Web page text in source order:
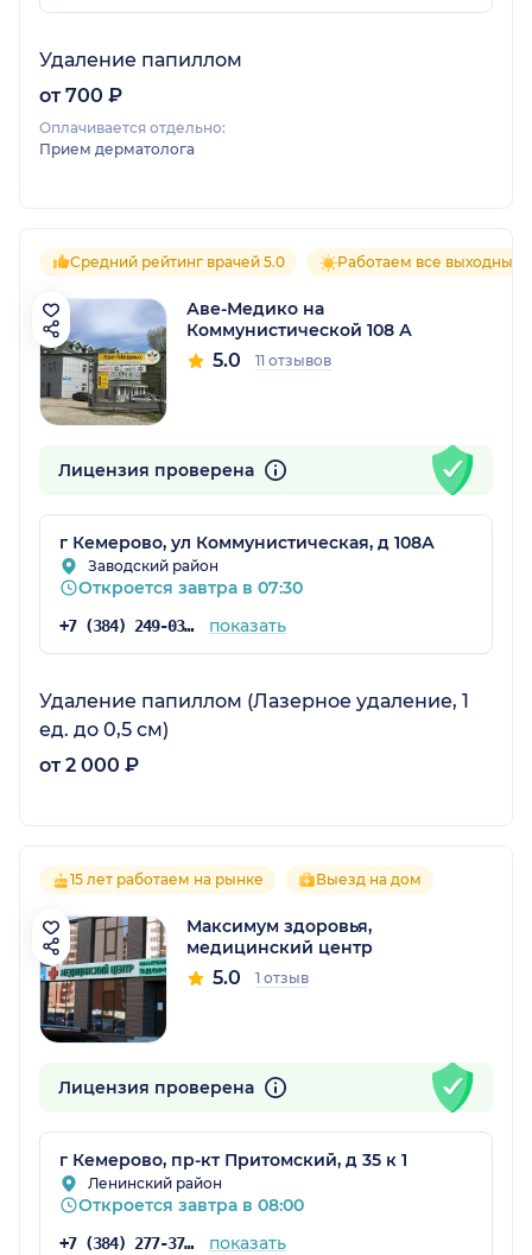
Удаление папиллом
от 700 ₽
Оплачивается отдельно:
Прием дерматолога
Средний рейтинг врачей 5.0 Работаем все выходные
Аве-Медико на
Коммунистической 108 А
5.0 11 отзывов
Лицензия проверена
г Кемерово, ул Коммунистическая, д 108А
Заводский район
Откроется завтра в 07:30
+7 (384) 249-03-49 показать
Удаление папиллом (Лазерное удаление, 1
ед. до 0,5 см)
от 2 000 ₽
15 лет работаем на рынке Выезд на дом
Максимум здоровья,
медицинский центр
5.0 1 отзыв
Лицензия проверена
г Кемерово, пр-кт Притомский, д 35 к 1
Ленинский район
Откроется завтра в 08:00
+7 (384) 277-37-05 показать